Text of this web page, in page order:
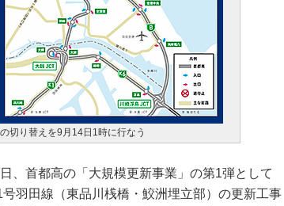
切り替えを9月14日1時に行なう
、首都高の「大規模更新事業」の第1弾として
羽田線（東品川桟橋・鮫洲埋立部）の更新工事